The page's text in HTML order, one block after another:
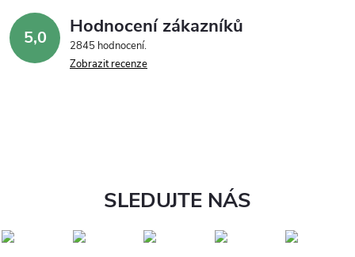
5,0 Hodnocení zákazníků
2845 hodnocení
Zobrazit recenze
SLEDUJTE NÁS